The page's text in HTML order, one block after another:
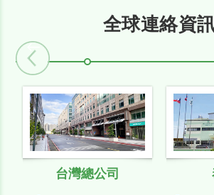
全球連絡資
台灣總公司